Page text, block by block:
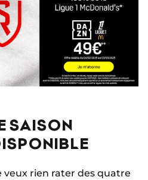
SAISON
veux rien rater des quatre